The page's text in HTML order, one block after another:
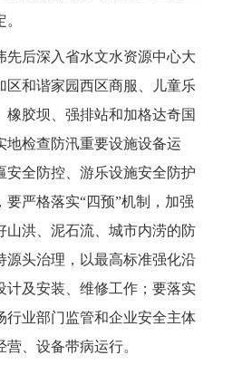
先后深入省水文水资源中心大
区和谐家园西区商服、儿童乐
橡胶坝、强排站和加格达奇国
地检查防汛重要设施设备运
安全防控、游乐设施安全防护
要严格落实“四预”机制，加强
山洪、泥石流、城市内涝的防
源头治理，以最高标准强化沿
计及安装、维修工作；要落实
行业部门监管和企业安全主体
、设备带病运行。